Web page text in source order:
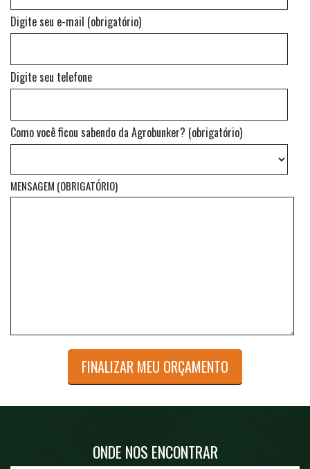
Digite seu e-mail (obrigatório)
Digite seu telefone
Como você ficou sabendo da Agrobunker? (obrigatório)
MENSAGEM (OBRIGATÓRIO)
ONDE NOS ENCONTRAR